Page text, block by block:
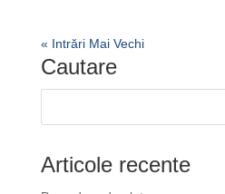
« Intrări Mai Vechi
Cautare
Articole recente